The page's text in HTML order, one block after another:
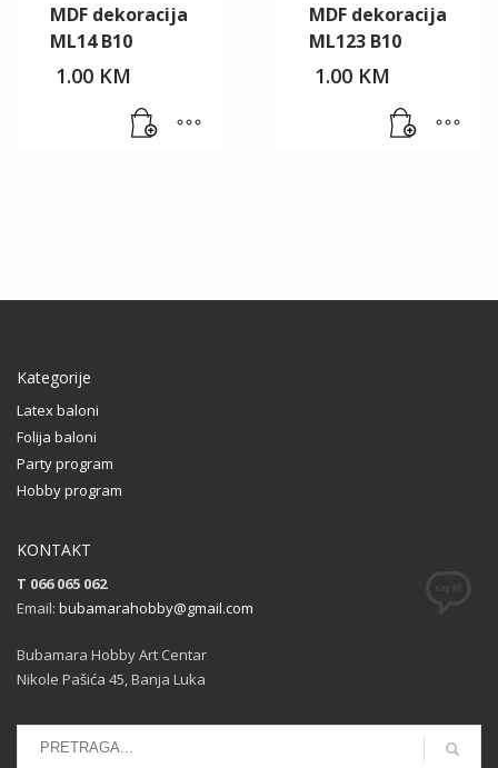
MDF dekoracija
ML14 B10
1.00 KM
MDF dekoracija
ML123 B10
1.00 KM
Kategorije
Latex baloni
Folija baloni
Party program
Hobby program
KONTAKT
T 066 065 062
Email: bubamarahobby@gmail.com
Bubamara Hobby Art Centar
Nikole Pašića 45, Banja Luka